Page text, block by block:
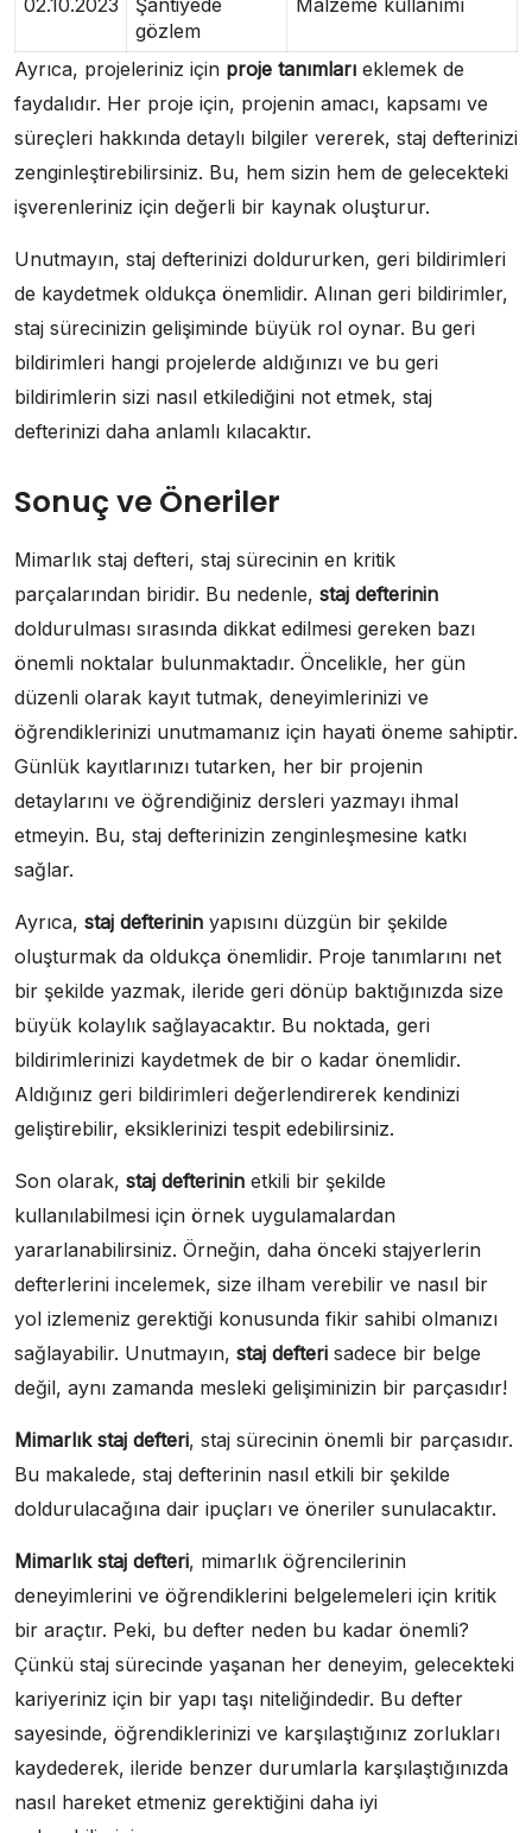
02.10.2023
Şantiyede
gözlem
Malzeme kullanımı
Ayrıca, projeleriniz için proje tanımları eklemek de
faydalıdır. Her proje için, projenin amacı, kapsamı ve
süreçleri hakkında detaylı bilgiler vererek, staj defterinizi
zenginleştirebilirsiniz. Bu, hem sizin hem de gelecekteki
işverenleriniz için değerli bir kaynak oluşturur.
Unutmayın, staj defterinizi doldururken, geri bildirimleri
de kaydetmek oldukça önemlidir. Alınan geri bildirimler,
staj sürecinizin gelişiminde büyük rol oynar. Bu geri
bildirimleri hangi projelerde aldığınızı ve bu geri
bildirimlerin sizi nasıl etkilediğini not etmek, staj
defterinizi daha anlamlı kılacaktır.
Sonuç ve Öneriler
Mimarlık staj defteri, staj sürecinin en kritik
parçalarından biridir. Bu nedenle, staj defterinin
doldurulması sırasında dikkat edilmesi gereken bazı
önemli noktalar bulunmaktadır. Öncelikle, her gün
düzenli olarak kayıt tutmak, deneyimlerinizi ve
öğrendiklerinizi unutmamanız için hayati öneme sahiptir.
Günlük kayıtlarınızı tutarken, her bir projenin
detaylarını ve öğrendiğiniz dersleri yazmayı ihmal
etmeyin. Bu, staj defterinizin zenginleşmesine katkı
sağlar.
Ayrıca, staj defterinin yapısını düzgün bir şekilde
oluşturmak da oldukça önemlidir. Proje tanımlarını net
bir şekilde yazmak, ileride geri dönüp baktığınızda size
büyük kolaylık sağlayacaktır. Bu noktada, geri
bildirimlerinizi kaydetmek de bir o kadar önemlidir.
Aldığınız geri bildirimleri değerlendirerek kendinizi
geliştirebilir, eksiklerinizi tespit edebilirsiniz.
Son olarak, staj defterinin etkili bir şekilde
kullanılabilmesi için örnek uygulamalardan
yararlanabilirsiniz. Örneğin, daha önceki stajyerlerin
defterlerini incelemek, size ilham verebilir ve nasıl bir
yol izlemeniz gerektiği konusunda fikir sahibi olmanızı
sağlayabilir. Unutmayın, staj defteri sadece bir belge
değil, aynı zamanda mesleki gelişiminizin bir parçasıdır!
Mimarlık staj defteri, staj sürecinin önemli bir parçasıdır.
Bu makalede, staj defterinin nasıl etkili bir şekilde
doldurulacağına dair ipuçları ve öneriler sunulacaktır.
Mimarlık staj defteri, mimarlık öğrencilerinin
deneyimlerini ve öğrendiklerini belgelemeleri için kritik
bir araçtır. Peki, bu defter neden bu kadar önemli?
Çünkü staj sürecinde yaşanan her deneyim, gelecekteki
kariyeriniz için bir yapı taşı niteliğindedir. Bu defter
sayesinde, öğrendiklerinizi ve karşılaştığınız zorlukları
kaydederek, ileride benzer durumlarla karşılaştığınızda
nasıl hareket etmeniz gerektiğini daha iyi